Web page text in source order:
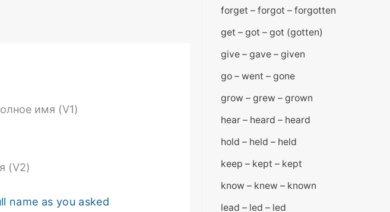
имя (V1)
(V2)
name as you asked
forget – forgot – forgotten
get – got – got (gotten)
give – gave – given
go – went – gone
grow – grew – grown
hear – heard – heard
hold – held – held
keep – kept – kept
know – knew – known
lead – led – led